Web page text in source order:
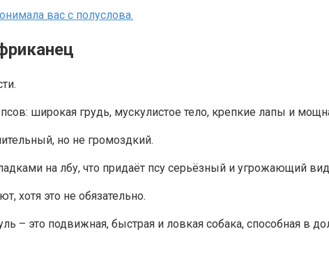
вас с полуслова.
широкая грудь, мускулистое тело, крепкие лапы и
но не громоздкий.
на лбу, что придаёт псу серьёзный и угрожающий
хотя это не обязательно.
– это подвижная, быстрая и ловкая собака, способная в